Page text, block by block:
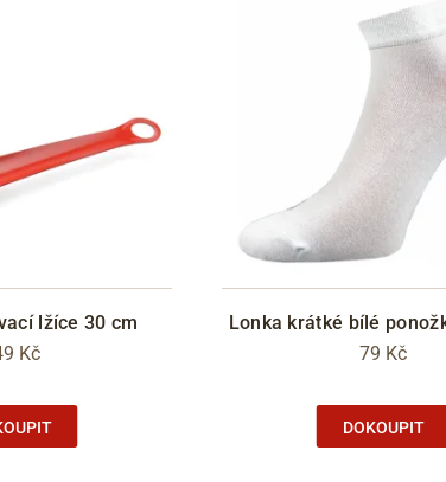
lžíce 30 cm
Kč
Lonka krátké bílé
79 Kč
DOKOUPIT